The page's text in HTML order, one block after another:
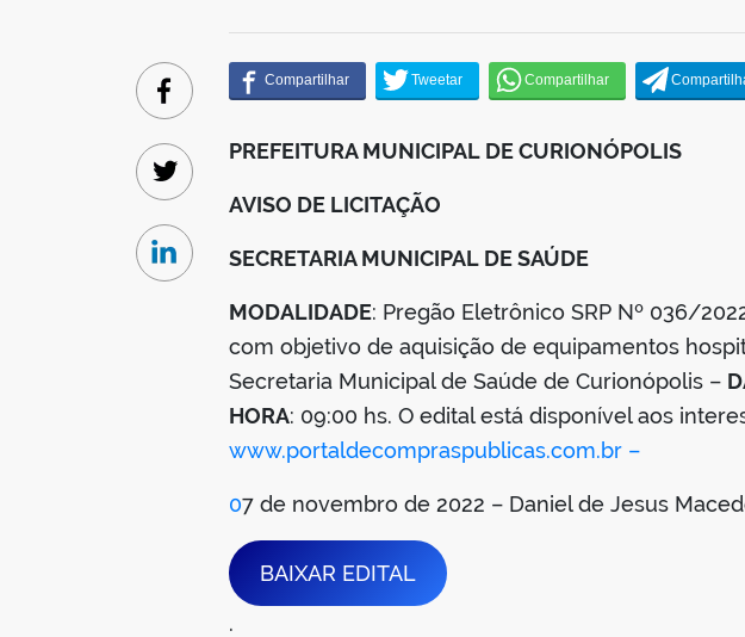
PREFEITURA MUNICIPAL DE CURIONÓPOLIS
AVISO DE LICITAÇÃO
SECRETARIA MUNICIPAL DE SAÚDE
MODALIDADE: Pregão Eletrônico SRP Nº 036/
com objetivo de aquisição de equipamentos
Secretaria Municipal de Saúde de Curionópolis –
HORA: 09:00 hs. O edital está disponível aos
www.portaldecompraspublicas.com.br –
07 de novembro de 2022 – Daniel de Jesus
BAIXAR EDITAL
.
Facebook
Twitter
Linkedin